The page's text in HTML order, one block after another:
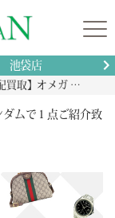
池袋店
【宅配買取】オメガ シーマスター アクアテラ 2517.50 黒文字盤クオーツを丁寧査定！千葉県柏市からのご依頼
ムで１点ご紹介致